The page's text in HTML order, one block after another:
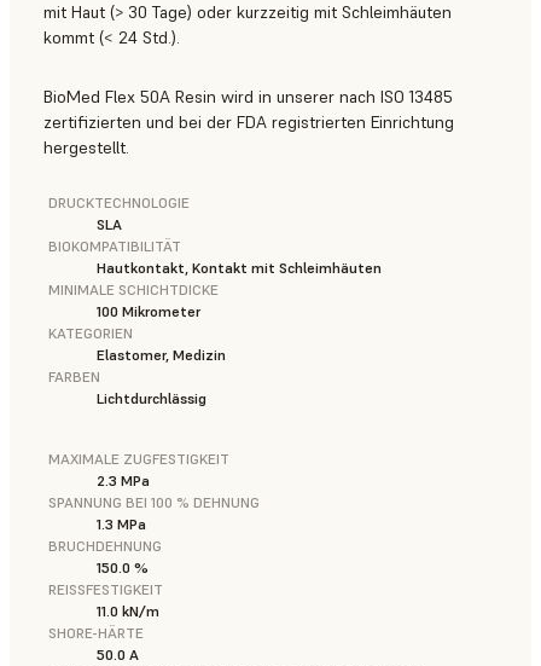
mit Haut (> 30 Tage) oder kurzzeitig mit Schleimhäuten
kommt (< 24 Std.).
BioMed Flex 50A Resin wird in unserer nach ISO 13485
zertifizierten und bei der FDA registrierten Einrichtung
hergestellt.
DRUCKTECHNOLOGIE
SLA
BIOKOMPATIBILITÄT
Hautkontakt, Kontakt mit Schleimhäuten
MINIMALE SCHICHTDICKE
100 Mikrometer
KATEGORIEN
Elastomer, Medizin
FARBEN
Lichtdurchlässig
MAXIMALE ZUGFESTIGKEIT
2.3 MPa
SPANNUNG BEI 100 % DEHNUNG
1.3 MPa
BRUCHDEHNUNG
150.0 %
REISSFESTIGKEIT
11.0 kN/m
SHORE-HÄRTE
50.0 A